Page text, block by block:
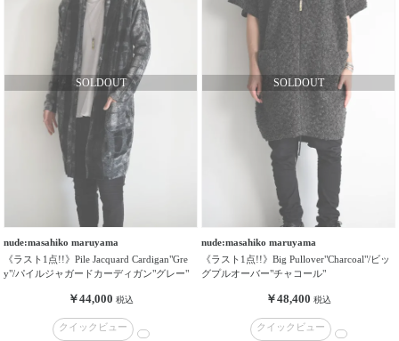
nude:masahiko maruyama
《ラスト1点!!》Pile Jacquard Cardigan"Gre
y"/パイルジャガードカーディガン"グレー"
￥44,000 税込
クイックビュー
nude:masahiko maruyama
《ラスト1点!!》Big Pullover"Charcoal"/ビッ
グプルオーバー"チャコール"
￥48,400 税込
クイックビュー